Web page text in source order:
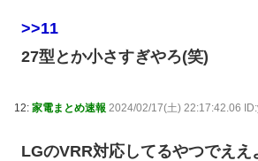
>>11
27型とか小さすぎやろ(笑)
12: 家電まとめ速報 2024/02/17(土) 22:17:42.06
LGのVRR対応してるやつでええ